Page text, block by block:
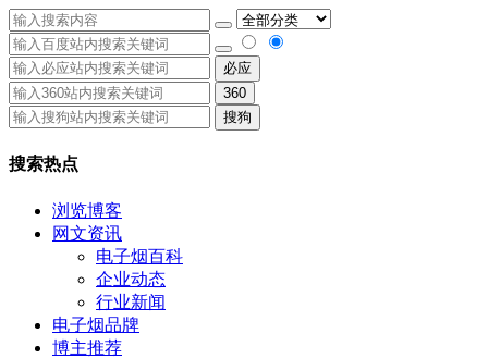
必应
360
搜狗
搜索热点
浏览博客
网文资讯
电子烟百科
企业动态
行业新闻
电子烟品牌
博主推荐